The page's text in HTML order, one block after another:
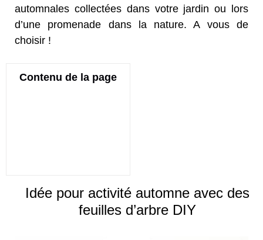
automnales collectées dans votre jardin ou lors
d’une promenade dans la nature. A vous de
choisir !
Contenu de la page
Idée pour activité automne avec des
feuilles d’arbre DIY